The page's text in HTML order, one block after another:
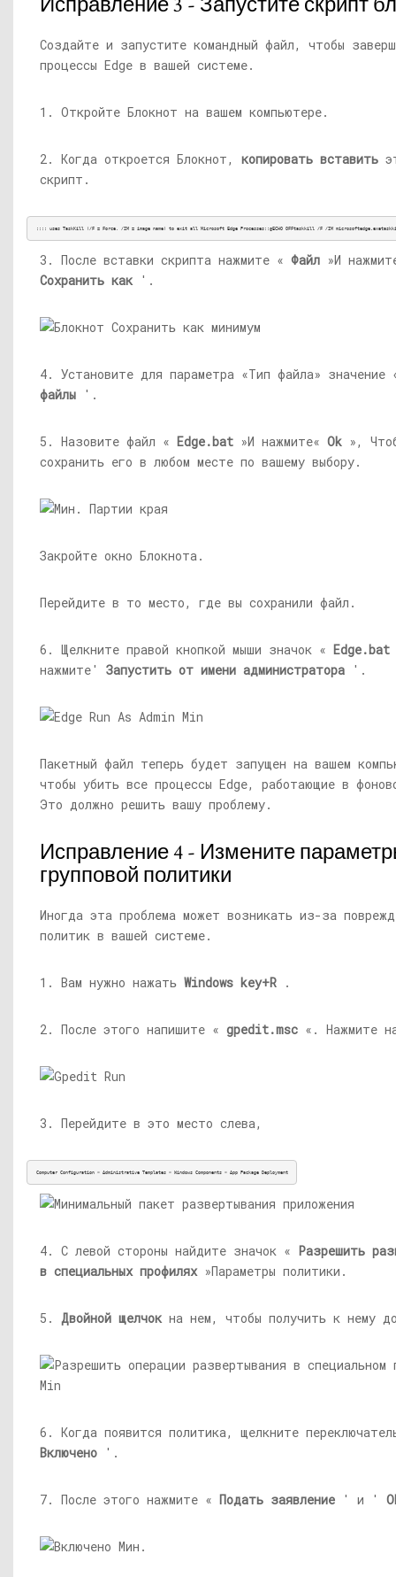
Создайте и запустите командный файл, чтобы
процессы Edge в вашей системе.
1. Откройте Блокнот на вашем компьютере.
2. Когда откроется Блокнот, копировать вставить
скрипт.
:::: uses TaskKill (/F = Force, /IM = image name) to exit all Microsoft Edge Processes::@ECHO OFFtaskkill /F /IM
3. После вставки скрипта нажмите « Файл »И
Сохранить как'.
4. Установите для параметра «Тип файла»
файлы '.
5. Назовите файл « Edge.bat »И нажмите« Ok »,
сохранить его в любом месте по вашему выбору.
Закройте окно Блокнота.
Перейдите в то место, где вы сохранили файл.
6. Щелкните правой кнопкой мыши значок « Edge.bat
нажмите' Запустить от имени администратора '.
Пакетный файл теперь будет запущен на вашем
чтобы убить все процессы Edge, работающие в
Это должно решить вашу проблему.
Исправление 4 - Измените
групповой политики
Иногда эта проблема может возникать из-за
политик в вашей системе.
1. Вам нужно нажать Windows key+R .
2. После этого напишите « gpedit.msc «. Нажмите
3. Перейдите в это место слева,
Computer Configuration > Administrative Templates > Windows Components > App Package Deployment
4. С левой стороны найдите значок « Разрешить
в специальных профилях»Параметры политики.
5. Двойной щелчокна нем, чтобы получить к нему
6. Когда появится политика, щелкните
Включено '.
7. После этого нажмите « Подать заявление ' и '